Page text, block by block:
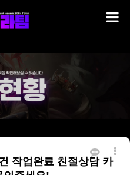
작업완료 친절상담 카